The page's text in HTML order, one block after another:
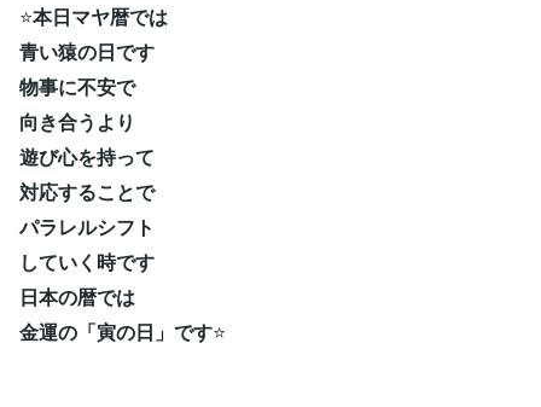
⭐本日マヤ暦では
青い猿の日です
物事に不安で
向き合うより
遊び心を持って
対応することで
パラレルシフト
していく時です
日本の暦では
金運の「寅の日」です⭐